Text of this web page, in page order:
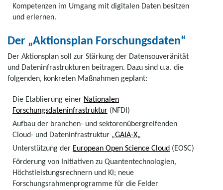
Kompetenzen im Umgang mit digitalen Daten besitzen
und erlernen.
Der „Aktionsplan Forschungsdaten“
Der Aktionsplan soll zur Stärkung der Datensouveränität
und Dateninfrastrukturen beitragen. Dazu sind u.a. die
folgenden, konkreten Maßnahmen geplant:
Die Etablierung einer Nationalen
Forschungsdateninfrastruktur (NFDI)
Aufbau der branchen- und sektorenübergreifenden
Cloud- und Dateninfrastruktur „GAIA-X„
Unterstützung der European Open Science Cloud (EOSC)
Förderung von Initiativen zu Quantentechnologien,
Höchstleistungsrechnern und KI; neue
Forschungsrahmenprogramme für die Felder